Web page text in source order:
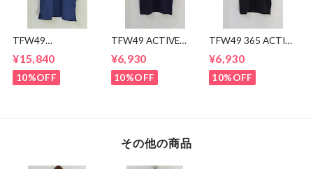
TFW49
OPEN COLLAR
SHIRTS
¥15,840
10%OFF
TFW49 ACTIVE
¥6,930
10%OFF
TFW49 365 ACTIVE
¥6,930
10%OFF
その他の商品